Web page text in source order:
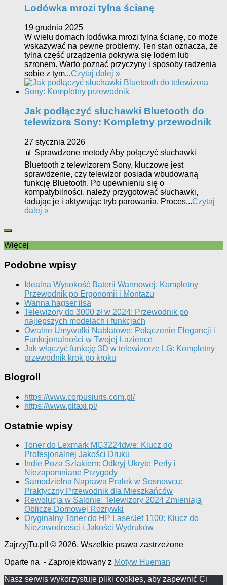
Lodówka mrozi tylna ścianę
19 grudnia 2025
W wielu domach lodówka mrozi tylna ścianę, co może
wskazywać na pewne problemy. Ten stan oznacza, że
tylna część urządzenia pokrywa się lodem lub
szronem. Warto poznać przyczyny i sposoby radzenia
sobie z tym...Czytaj dalej »
Jak podłączyć słuchawki Bluetooth do
telewizora Sony: Kompletny przewodnik
27 stycznia 2026
📊 Sprawdzone metody Aby połączyć słuchawki
Bluetooth z telewizorem Sony, kluczowe jest
sprawdzenie, czy telewizor posiada wbudowaną
funkcję Bluetooth. Po upewnieniu się o
kompatybilności, należy przygotować słuchawki,
ładując je i aktywując tryb parowania. Proces...Czytaj
dalej »
Więcej
Podobne wpisy
Idealna Wysokość Baterii Wannowej: Kompletny
Przewodnik po Ergonomii i Montażu
Wanna hagser ilsa
Telewizory do 3000 zł w 2024: Przewodnik po
najlepszych modelach i funkcjach
Owalne Umywalki Nablatowe: Połączenie Elegancji i
Funkcjonalności w Twojej Łazience
Jak włączyć funkcję 3D w telewizorze LG: Kompletny
przewodnik krok po kroku
Blogroll
https://www.corpusiuris.com.pl/
https://www.pltaxi.pl/
Ostatnie wpisy
Toner do Lexmark MC3224dwe: Klucz do
Profesjonalnej Jakości Druku
Indie Poza Szlakiem: Odkryj Ukryte Perły i
Niezapomniane Przygody
Samodzielna Naprawa Pralek w Sosnowcu:
Praktyczny Przewodnik dla Mieszkańców
Rewolucja w Salonie: Telewizory 2024 Zmieniają
Oblicze Domowej Rozrywki
Oryginalny Toner do HP LaserJet 1100: Klucz do
Niezawodności i Jakości Wydruków
ZajrzyjTu.pl! © 2026. Wszelkie prawa zastrzeżone
Oparte na - Zaprojektowany z Motyw Hueman
Nasz serwis wykorzystuje pliki cookies, aby zapewnić Ci